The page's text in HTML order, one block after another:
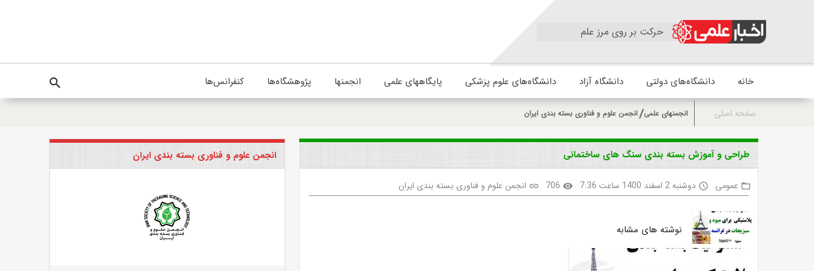
حرکت بر روی مرز علم
خانه دانشگاه‌های دولتی دانشگاه آزاد دانشگاه‌های علوم پزشکی پایگاههای علمی انجمنها پژوهشگاه‌ها کنفرانس‌ها search
صفحه اصلی انجمنهای علمی انجمن علوم و فناوری بسته بندی ایران
طراحی و آموزش بسته بندی سنگ های ساختمانی
folder_open عمومی access_time دوشنبه 2 اسفند 1400 ساعت 7:36 visibility
706
link انجمن علوم و فناوری بسته بندی ایران
نوشته های مشابه
انجمن علوم و فناوری بسته بندی ایران